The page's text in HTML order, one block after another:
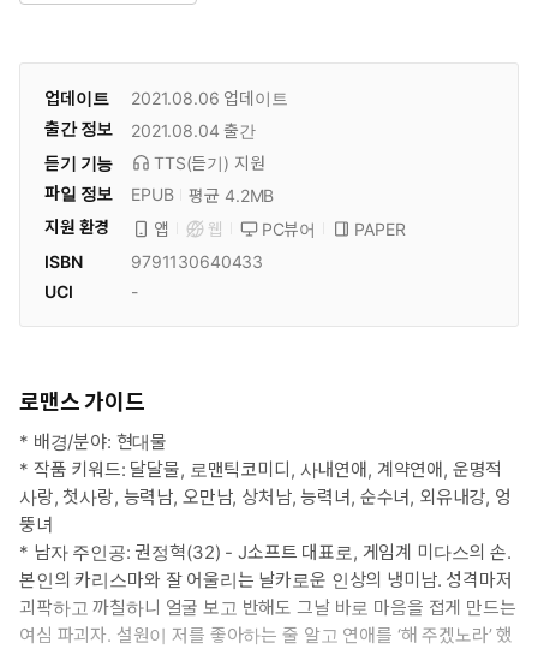
업데이트 2021.08.06 업데이트
출간 정보
2021.08.04 출간
듣기 기능
TTS(듣기) 지원
파일 정보
EPUB
평균 4.2MB
지원 환경
앱 웹 PC뷰어
PAPER
ISBN
9791130640433
UCI
-
로맨스 가이드
* 배경/분야: 현대물
* 작품 키워드: 달달물, 로맨틱코미디, 사내연애, 계약연애, 운명적
사랑, 첫사랑, 능력남, 오만남, 상처남, 능력녀, 순수녀, 외유내강, 엉
뚱녀
* 남자 주인공: 권정혁(32) - J소프트 대표로, 게임계 미다스의 손.
본인의 카리스마와 잘 어울리는 날카로운 인상의 냉미남. 성격마저
괴팍하고 까칠하니 얼굴 보고 반해도 그날 바로 마음을 접게 만드는
여심 파괴자. 설원이 저를 좋아하는 줄 알고 연애를 ‘해 주겠노라’ 했